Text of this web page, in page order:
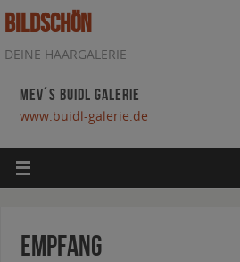
BILDSCHÖN
DEINE HAARGALERIE
MEV´S BUIDL GALERIE
www.buidl-galerie.de
Empfang